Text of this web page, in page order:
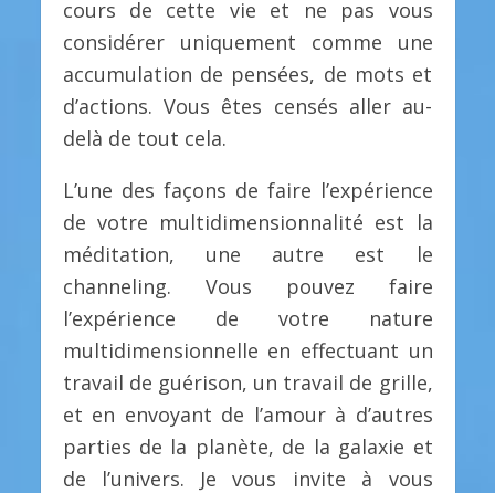
cours de cette vie et ne pas vous
considérer uniquement comme une
accumulation de pensées, de mots et
d’actions. Vous êtes censés aller au-
delà de tout cela.
L’une des façons de faire l’expérience
de votre multidimensionnalité est la
méditation, une autre est le
channeling. Vous pouvez faire
l’expérience de votre nature
multidimensionnelle en effectuant un
travail de guérison, un travail de grille,
et en envoyant de l’amour à d’autres
parties de la planète, de la galaxie et
de l’univers. Je vous invite à vous